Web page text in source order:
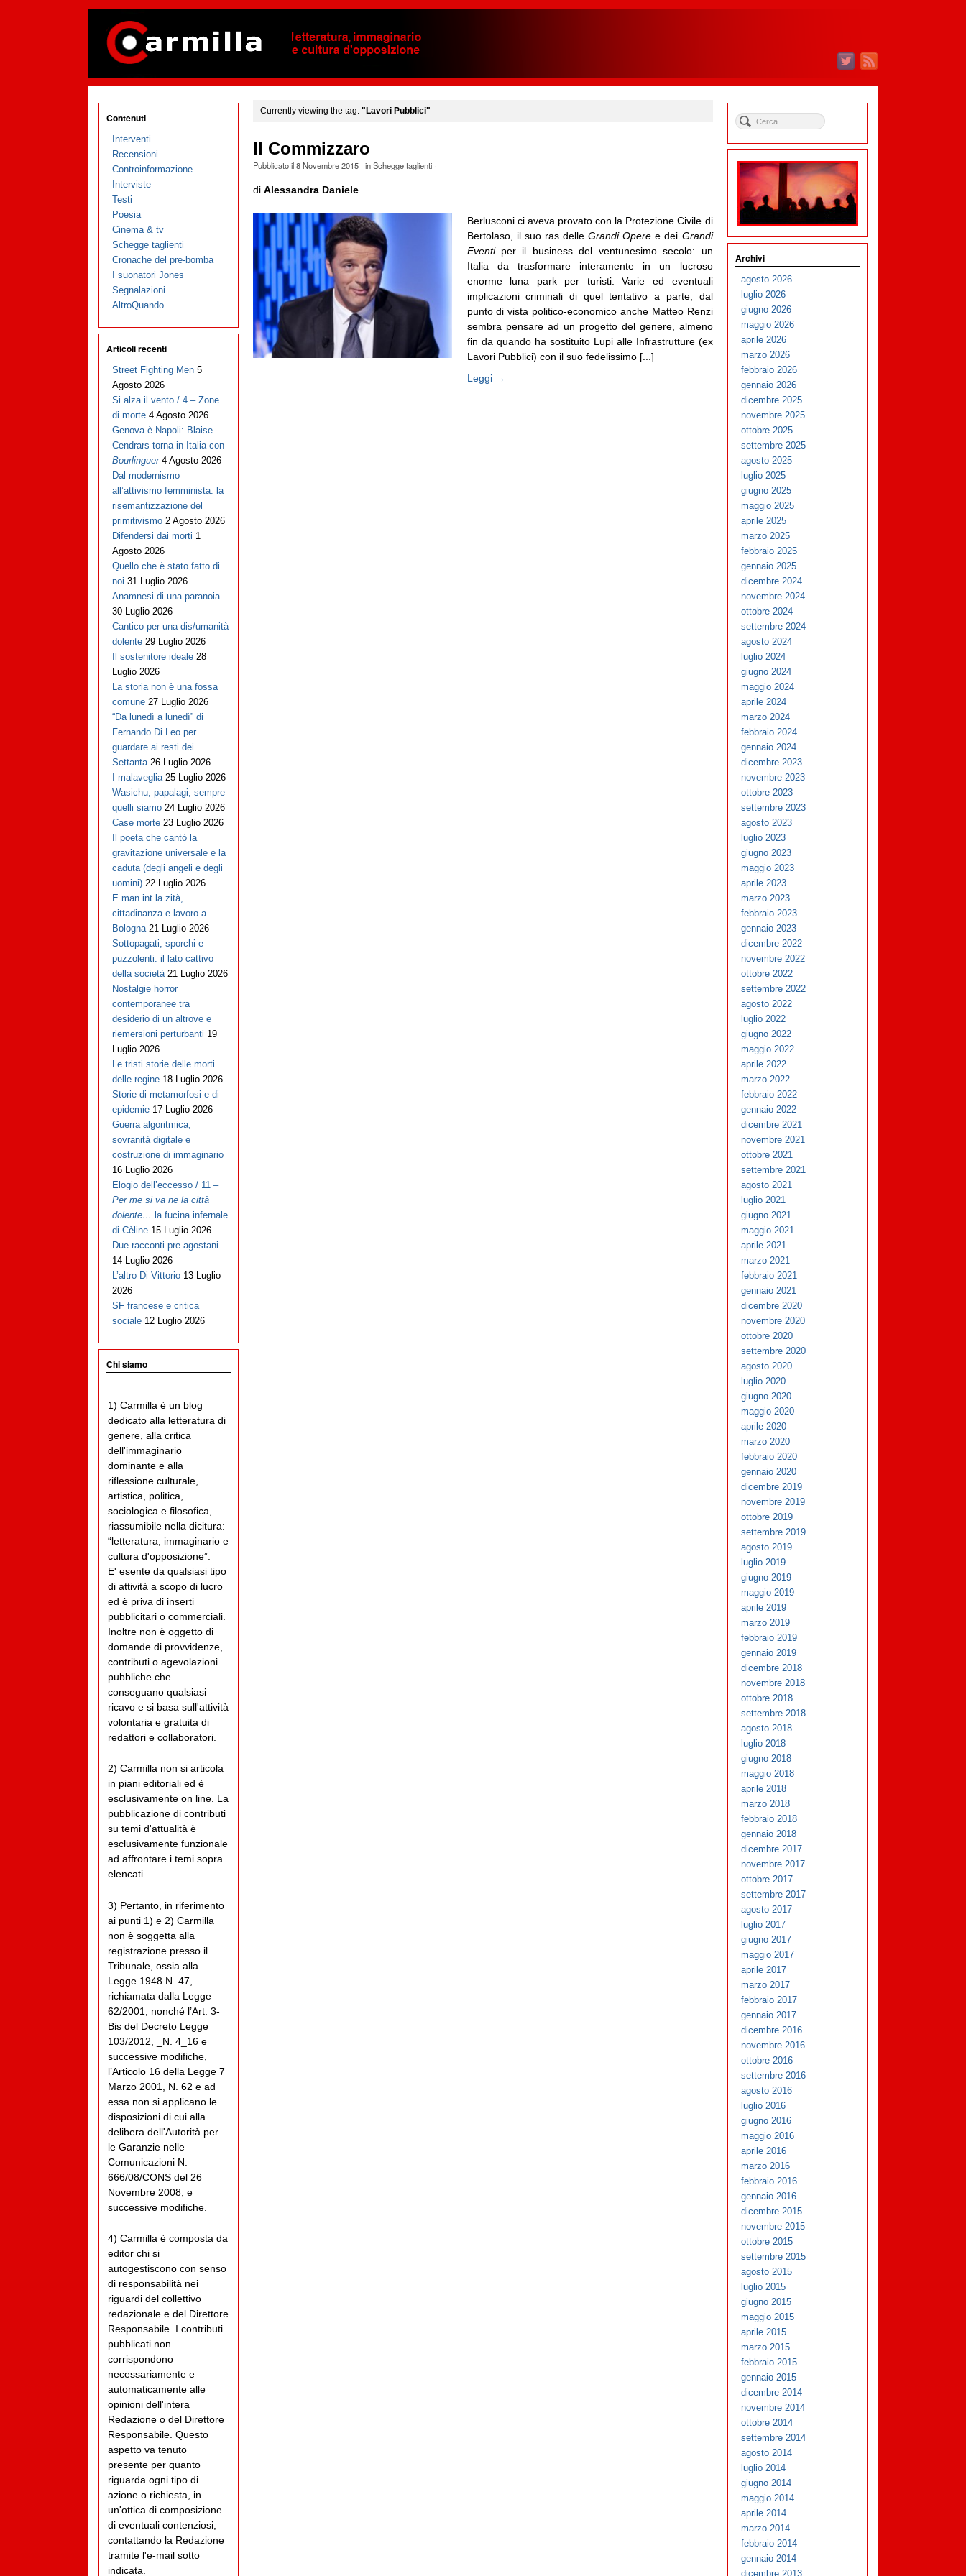
Currently viewing the tag: "Lavori Pubblici"
Il Commizzaro
Pubblicato il8 Novembre 2015· inSchegge taglienti·
di Alessandra Daniele
Berlusconi ci aveva provato con la Protezione Civile di
Bertolaso, il suo ras delleGrandi Opere e dei Grandi
Eventiper il business del ventunesimo secolo: un
Italia da trasformare interamente in un lucroso
enorme luna park per turisti. Varie ed eventuali
implicazioni criminali di quel tentativo a parte, dal
punto di vista politico-economico anche Matteo Renzi
sembra pensare ad un progetto del genere, almeno
fin da quando ha sostituito Lupi alle Infrastrutture (ex
Lavori Pubblici) con il suo fedelissimo [...]
Leggi →
Contenuti
Interventi
Recensioni
Controinformazione
Interviste
Testi
Poesia
Cinema & tv
Schegge taglienti
Cronache del pre-bomba
I suonatori Jones
Segnalazioni
AltroQuando
Articoli recenti
Street Fighting Men 5
Agosto 2026
Si alza il vento / 4 – Zone
di morte 4 Agosto 2026
Genova è Napoli: Blaise
Cendrars torna in Italia con
Bourlinguer 4 Agosto 2026
Dal modernismo
all’attivismo femminista: la
risemantizzazione del
primitivismo 2 Agosto 2026
Difendersi dai morti 1
Agosto 2026
Quello che è stato fatto di
noi 31 Luglio 2026
Anamnesi di una paranoia
30 Luglio 2026
Cantico per una dis/umanità
dolente 29 Luglio 2026
Il sostenitore ideale 28
Luglio 2026
La storia non è una fossa
comune 27 Luglio 2026
“Da lunedì a lunedì” di
Fernando Di Leo per
guardare ai resti dei
Settanta 26 Luglio 2026
I malaveglia 25 Luglio 2026
Wasichu, papalagi, sempre
quelli siamo 24 Luglio 2026
Case morte 23 Luglio 2026
Il poeta che cantò la
gravitazione universale e la
caduta (degli angeli e degli
uomini) 22 Luglio 2026
E man int la zità,
cittadinanza e lavoro a
Bologna 21 Luglio 2026
Sottopagati, sporchi e
puzzolenti: il lato cattivo
della società 21 Luglio 2026
Nostalgie horror
contemporanee tra
desiderio di un altrove e
riemersioni perturbanti 19
Luglio 2026
Le tristi storie delle morti
delle regine 18 Luglio 2026
Storie di metamorfosi e di
epidemie 17 Luglio 2026
Guerra algoritmica,
sovranità digitale e
costruzione di immaginario
16 Luglio 2026
Elogio dell’eccesso / 11 –
Per me si va ne la città
dolente… la fucina infernale
di Cèline 15 Luglio 2026
Due racconti pre agostani
14 Luglio 2026
L’altro Di Vittorio 13 Luglio
2026
SF francese e critica
sociale 12 Luglio 2026
Chi siamo
1) Carmilla è un blog
dedicato alla letteratura di
genere, alla critica
dell'immaginario
dominante e alla
riflessione culturale,
artistica, politica,
sociologica e filosofica,
riassumibile nella dicitura:
“letteratura, immaginario e
cultura d'opposizione”.
E' esente da qualsiasi tipo
di attività a scopo di lucro
ed è priva di inserti
pubblicitari o commerciali.
Inoltre non è oggetto di
domande di provvidenze,
contributi o agevolazioni
pubbliche che
conseguano qualsiasi
ricavo e si basa sull'attività
volontaria e gratuita di
redattori e collaboratori.
2) Carmilla non si articola
in piani editoriali ed è
esclusivamente on line. La
pubblicazione di contributi
su temi d'attualità è
esclusivamente funzionale
ad affrontare i temi sopra
elencati.
3) Pertanto, in riferimento
ai punti 1) e 2) Carmilla
non è soggetta alla
registrazione presso il
Tribunale, ossia alla
Legge 1948 N. 47,
richiamata dalla Legge
62/2001, nonché l’Art. 3-
Bis del Decreto Legge
103/2012, _N. 4_16 e
successive modifiche,
l’Articolo 16 della Legge 7
Marzo 2001, N. 62 e ad
essa non si applicano le
disposizioni di cui alla
delibera dell'Autorità per
le Garanzie nelle
Comunicazioni N.
666/08/CONS del 26
Novembre 2008, e
successive modifiche.
4) Carmilla è composta da
editor chi si
autogestiscono con senso
di responsabilità nei
riguardi del collettivo
redazionale e del Direttore
Responsabile. I contributi
pubblicati non
corrispondono
necessariamente e
automaticamente alle
opinioni dell'intera
Redazione o del Direttore
Responsabile. Questo
aspetto va tenuto
presente per quanto
riguarda ogni tipo di
azione o richiesta, in
un'ottica di composizione
di eventuali contenziosi,
contattando la Redazione
tramite l'e-mail sotto
indicata.
Archivi
agosto 2026
luglio 2026
giugno 2026
maggio 2026
aprile 2026
marzo 2026
febbraio 2026
gennaio 2026
dicembre 2025
novembre 2025
ottobre 2025
settembre 2025
agosto 2025
luglio 2025
giugno 2025
maggio 2025
aprile 2025
marzo 2025
febbraio 2025
gennaio 2025
dicembre 2024
novembre 2024
ottobre 2024
settembre 2024
agosto 2024
luglio 2024
giugno 2024
maggio 2024
aprile 2024
marzo 2024
febbraio 2024
gennaio 2024
dicembre 2023
novembre 2023
ottobre 2023
settembre 2023
agosto 2023
luglio 2023
giugno 2023
maggio 2023
aprile 2023
marzo 2023
febbraio 2023
gennaio 2023
dicembre 2022
novembre 2022
ottobre 2022
settembre 2022
agosto 2022
luglio 2022
giugno 2022
maggio 2022
aprile 2022
marzo 2022
febbraio 2022
gennaio 2022
dicembre 2021
novembre 2021
ottobre 2021
settembre 2021
agosto 2021
luglio 2021
giugno 2021
maggio 2021
aprile 2021
marzo 2021
febbraio 2021
gennaio 2021
dicembre 2020
novembre 2020
ottobre 2020
settembre 2020
agosto 2020
luglio 2020
giugno 2020
maggio 2020
aprile 2020
marzo 2020
febbraio 2020
gennaio 2020
dicembre 2019
novembre 2019
ottobre 2019
settembre 2019
agosto 2019
luglio 2019
giugno 2019
maggio 2019
aprile 2019
marzo 2019
febbraio 2019
gennaio 2019
dicembre 2018
novembre 2018
ottobre 2018
settembre 2018
agosto 2018
luglio 2018
giugno 2018
maggio 2018
aprile 2018
marzo 2018
febbraio 2018
gennaio 2018
dicembre 2017
novembre 2017
ottobre 2017
settembre 2017
agosto 2017
luglio 2017
giugno 2017
maggio 2017
aprile 2017
marzo 2017
febbraio 2017
gennaio 2017
dicembre 2016
novembre 2016
ottobre 2016
settembre 2016
agosto 2016
luglio 2016
giugno 2016
maggio 2016
aprile 2016
marzo 2016
febbraio 2016
gennaio 2016
dicembre 2015
novembre 2015
ottobre 2015
settembre 2015
agosto 2015
luglio 2015
giugno 2015
maggio 2015
aprile 2015
marzo 2015
febbraio 2015
gennaio 2015
dicembre 2014
novembre 2014
ottobre 2014
settembre 2014
agosto 2014
luglio 2014
giugno 2014
maggio 2014
aprile 2014
marzo 2014
febbraio 2014
gennaio 2014
dicembre 2013